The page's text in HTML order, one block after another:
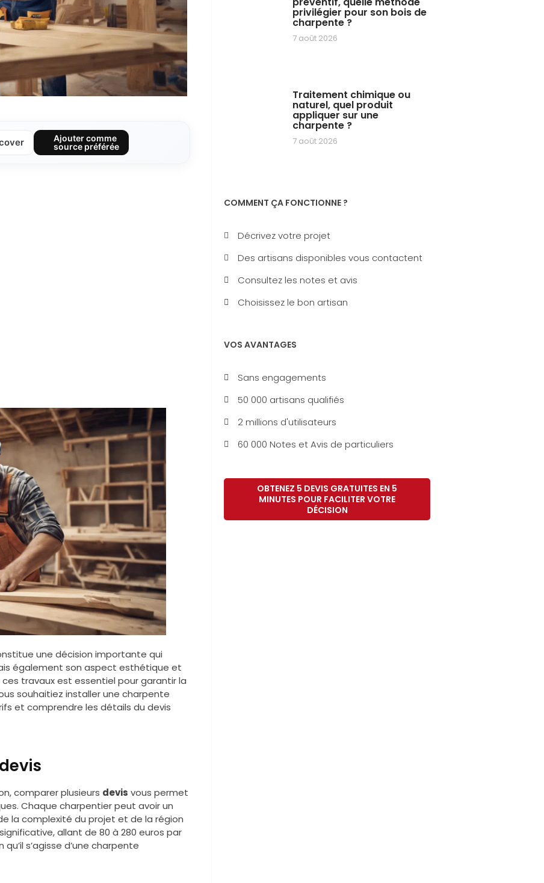
Ajouter comme
source préférée
une décision importante qui
également son aspect esthétique et
ces travaux est essentiel pour garantir la
souhaitiez installer une charpente
et comprendre les détails du devis
comparer plusieurs devis vous permet
Chaque charpentier peut avoir un
la complexité du projet et de la région
allant de 80 à 280 euros par
s’agisse d’une charpente
privilégier pour son bois de
charpente ?
7 août 2026
Traitement chimique ou
naturel, quel produit
appliquer sur une
charpente ?
7 août 2026
COMMENT ÇA FONCTIONNE ?
Décrivez votre projet
Des artisans disponibles vous contactent
Consultez les notes et avis
Choisissez le bon artisan
VOS AVANTAGES
Sans engagements
50 000 artisans qualifiés
2 millions d'utilisateurs
60 000 Notes et Avis de particuliers
OBTENEZ 5 DEVIS GRATUITES EN 5
MINUTES POUR FACILITER VOTRE
DÉCISION